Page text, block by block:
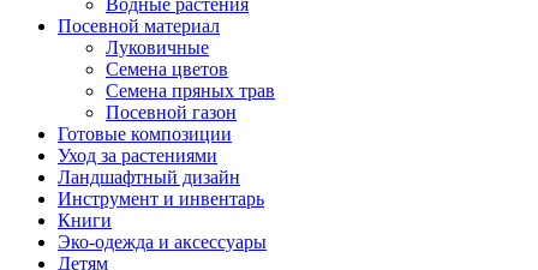
Посевной материал
Луковичные
Семена цветов
Семена пряных трав
Посевной газон
Готовые композиции
Уход за растениями
Ландшафтный дизайн
Инструмент и инвентарь
Книги
Эко-одежда и аксессуары
Детям